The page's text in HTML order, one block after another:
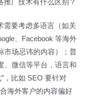
广技术有什么区别？
需要考虑多语言（如关
、Facebook 等海外
市场忌讳的内容）；普
、微信等平台，语言和
，比如 SEO 要针对
海外客户的内容偏好